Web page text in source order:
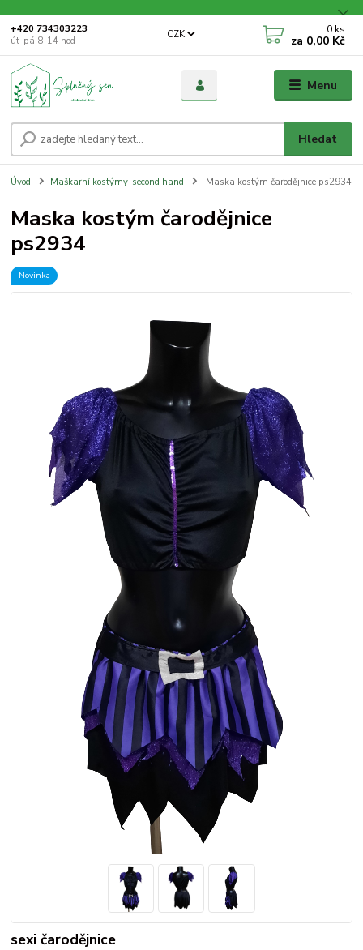
Menu
CZK
Hledat
+420 734303223
út-pá 8-14 hod
0 ks
za 0,00 Kč
Úvod Maškarní kostýmy-second hand Maska kostým čarodějnice ps2934
Maska kostým čarodějnice
ps2934
Novinka
sexi čarodějnice